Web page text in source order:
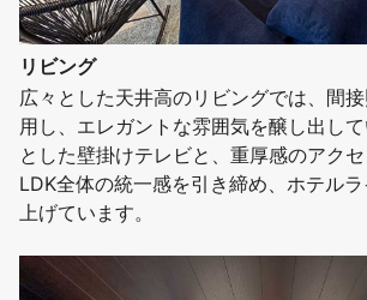
リビング
広々とした天井高のリビングでは、間
用し、エレガントな雰囲気を醸し出し
とした壁掛けテレビと、重厚感のアク
LDK全体の統一感を引き締め、ホテル
上げています。